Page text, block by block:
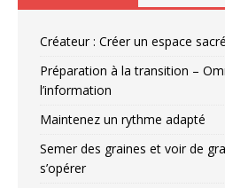
Créateur : Créer un espace sacré
Préparation à la transition –
l’information
Maintenez un rythme adapté
Semer des graines et voir de
s’opérer